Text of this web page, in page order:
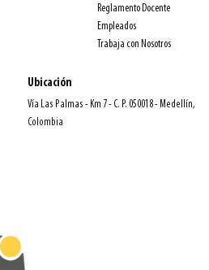
Reglamento Docente
Empleados
Trabaja con Nosotros
Ubicación
Vía Las Palmas - Km 7 - C. P. 050018 - Medellín,
Colombia